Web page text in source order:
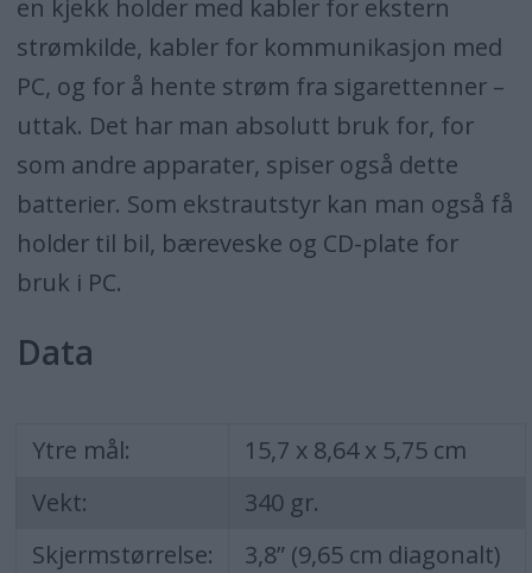
en kjekk holder med kabler for ekstern
strømkilde, kabler for kommunikasjon med
PC, og for å hente strøm fra sigarettenner –
uttak. Det har man absolutt bruk for, for
som andre apparater, spiser også dette
batterier. Som ekstrautstyr kan man også få
holder til bil, bæreveske og CD-plate for
bruk i PC.
Data
Ytre mål:
15,7 x 8,64 x 5,75 cm
Vekt:
340 gr.
Skjermstørrelse:
3,8” (9,65 cm diagonalt)